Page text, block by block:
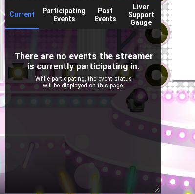
Current
Participating
Events
Past
Events
Liver
Support
Gauge
There are no events the streamer
is currently participating in.
While participating, the event status
will be displayed on this page.